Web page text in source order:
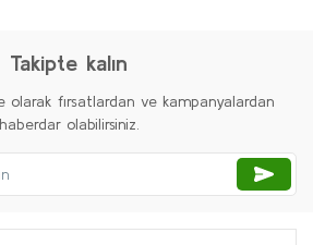
Takipte kalın
olarak fırsatlardan ve kampanyalardan
haberdar olabilirsiniz.